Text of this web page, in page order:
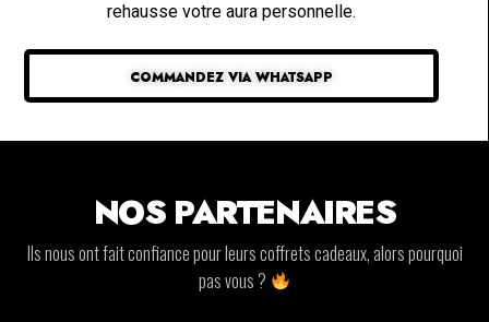
rehausse votre aura personnelle.
COMMANDEZ VIA WHATSAPP
NOS PARTENAIRES
Ils nous ont fait confiance pour leurs coffrets cadeaux, alors pourquoi
pas vous ?